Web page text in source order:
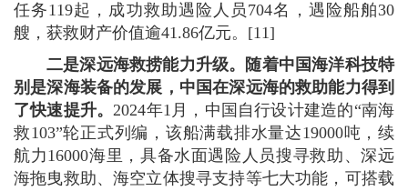
任务119起，成功救助遇险人员704名，遇险船舶30
艘，获救财产价值逾41.86亿元。[11]
二是深远海救捞能力升级。 随着中国海洋科技特
别是深海装备的发展，中国在深远海的救助能力得到
了快速提升。2024年1月，中国自行设计建造的“南海
救103”轮正式列编，该船满载排水量达19000吨，续
航力16000海里，具备水面遇险人员搜寻救助、深远
海拖曳救助、海空立体搜寻支持等七大功能，可搭载